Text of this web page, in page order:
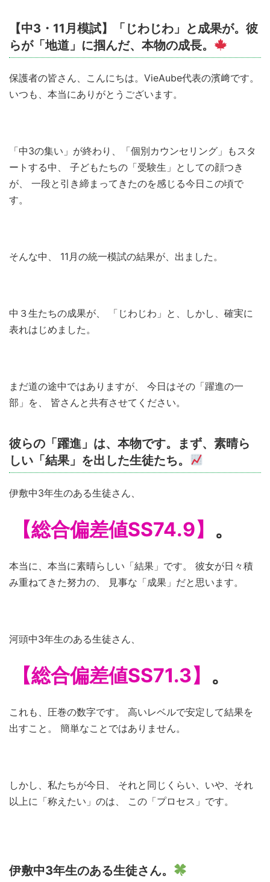
【中3・11月模試】「じわじわ」と成果が。彼
らが「地道」に掴んだ、本物の成長。
保護者の皆さん、こんにちは。VieAube代表の濱﨑です。
いつも、本当にありがとうございます。
「中3の集い」が終わり、「個別カウンセリング」もスタ
ートする中、 子どもたちの「受験生」としての顔つき
が、 一段と引き締まってきたのを感じる今日この頃で
す。
そんな中、 11月の統一模試の結果が、出ました。
中３生たちの成果が、 「じわじわ」と、しかし、確実に
表れはじめました。
まだ道の途中ではありますが、 今日はその「躍進の一
部」を、 皆さんと共有させてください。
彼らの「躍進」は、本物です。まず、素晴ら
しい「結果」を出した生徒たち。
伊敷中3年生のある生徒さん、
【総合偏差値SS74.9】 。
本当に、本当に素晴らしい「結果」です。 彼女が日々積
み重ねてきた努力の、 見事な「成果」だと思います。
河頭中3年生のある生徒さん、
【総合偏差値SS71.3】 。
これも、圧巻の数字です。 高いレベルで安定して結果を
出すこと。 簡単なことではありません。
しかし、私たちが今日、 それと同じくらい、いや、それ
以上に「称えたい」のは、 この「プロセス」です。
伊敷中3年生のある生徒さん。